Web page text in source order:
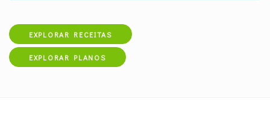
EXPLORAR RECEITAS
EXPLORAR PLANOS